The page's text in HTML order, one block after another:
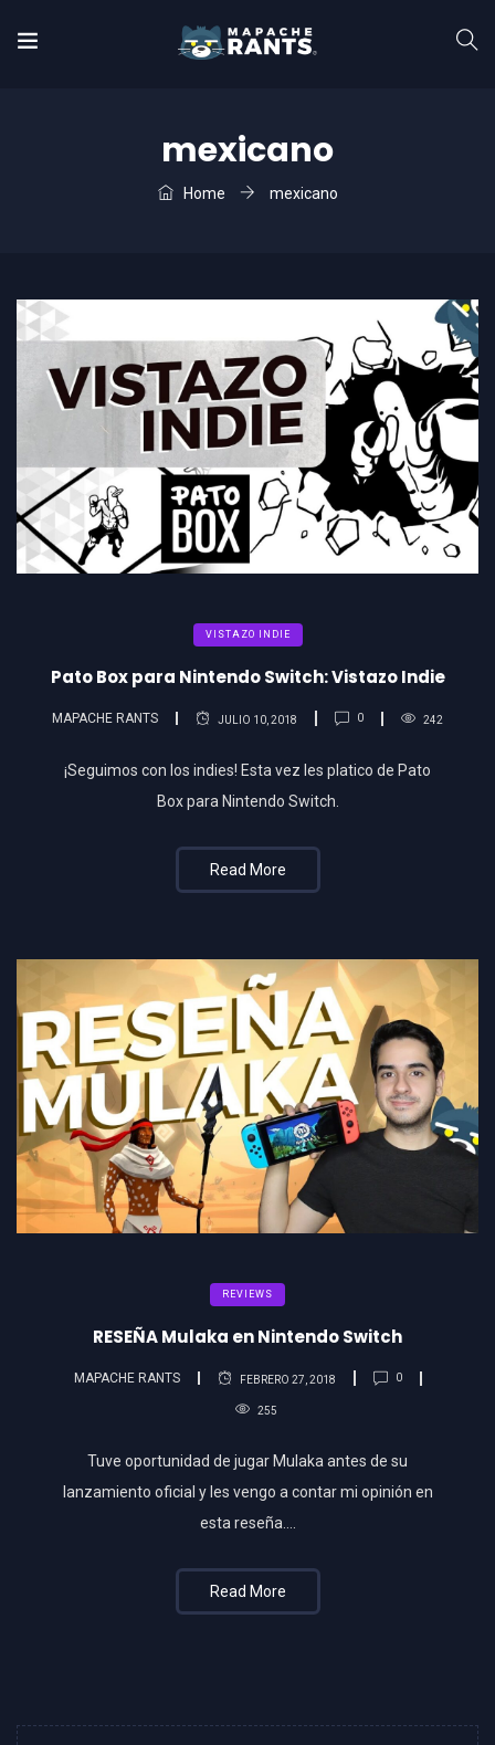
mexicano
Home mexicano
VISTAZO INDIE
Pato Box para Nintendo Switch: Vistazo Indie
MAPACHE RANTS JULIO 10, 2018 0 242
¡Seguimos con los indies! Esta vez les platico de Pato
Box para Nintendo Switch.
Read More
REVIEWS
RESEÑA Mulaka en Nintendo Switch
MAPACHE RANTS FEBRERO 27, 2018 0
255
Tuve oportunidad de jugar Mulaka antes de su
lanzamiento oficial y les vengo a contar mi opinión en
esta reseña….
Read More